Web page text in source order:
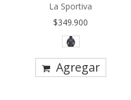
La Sportiva
$349.900
Agregar